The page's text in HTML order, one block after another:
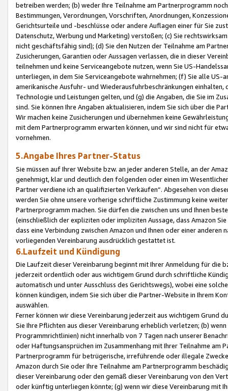
betreiben werden; (b) weder Ihre Teilnahme am Partnerprogramm
Bestimmungen, Verordnungen, Vorschriften, Anordnungen,
Gerichtsurteile und -beschlüsse oder andere Auflagen einer für Sie
Datenschutz, Werbung und Marketing) verstoßen; (c) Sie
nicht geschäftsfähig sind); (d) Sie den Nutzen der Teilnahme am
Zusicherungen, Garantien oder Aussagen verlassen, die in dieser
teilnehmen und keine Serviceangebote nutzen, wenn Sie US-
unterliegen, in dem Sie Serviceangebote wahrnehmen; (f) Sie alle
amerikanische Ausfuhr- und Wiederausfuhrbeschränkungen
Technologie und Leistungen gelten, und (g) die Angaben, die Sie im
sind. Sie können Ihre Angaben aktualisieren, indem Sie sich über die
Wir machen keine Zusicherungen und übernehmen keine
mit dem Partnerprogramm erwarten können, und wir sind nicht für
vornehmen.
5.Angabe Ihres Partner-Status
Sie müssen auf Ihrer Website bzw. an jeder anderen Stelle, an der
genehmigt, klar und deutlich den folgenden oder einen im
Partner verdiene ich an qualifizierten Verkäufen“. Abgesehen von
werden Sie ohne unsere vorherige schriftliche Zustimmung keine
Partnerprogramm machen. Sie dürfen die zwischen uns und Ihnen
(einschließlich der expliziten oder impliziten Aussage, dass Amazon
dass eine Verbindung zwischen Amazon und Ihnen oder einer
vorliegenden Vereinbarung ausdrücklich gestattet ist.
6.Laufzeit und Kündigung
Die Laufzeit dieser Vereinbarung beginnt mit Ihrer Anmeldung für die
jederzeit ordentlich oder aus wichtigem Grund durch schriftliche
automatisch und unter Ausschluss des Gerichtswegs), wobei eine
können kündigen, indem Sie sich über die Partner-Website in Ihrem
auswählen.
Ferner können wir diese Vereinbarung jederzeit aus wichtigem Grund
Sie Ihre Pflichten aus dieser Vereinbarung erheblich verletzen; (b)
Programmrichtlinien) nicht innerhalb von 7 Tagen nach unserer
oder Haftungsansprüchen im Zusammenhang mit Ihrer Teilnahme am
Partnerprogramm für betrügerische, irreführende oder illegale
Amazon durch Sie oder Ihre Teilnahme am Partnerprogramm
dieser Vereinbarung oder den gemäß dieser Vereinbarung von den
oder künftig unterliegen könnte; (g) wenn wir diese Vereinbarung mit